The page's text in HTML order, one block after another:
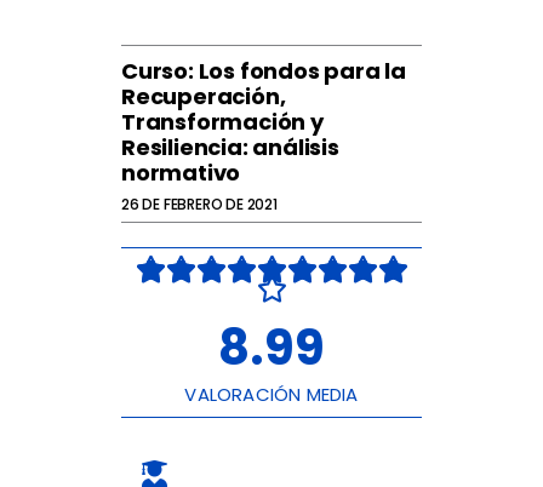
Curso: Los fondos para la
Recuperación,
Transformación y
Resiliencia: análisis
normativo
26 DE FEBRERO DE 2021


V
a
l
r
a
d
o
c
VALORACIÓN MEDIA
8.99